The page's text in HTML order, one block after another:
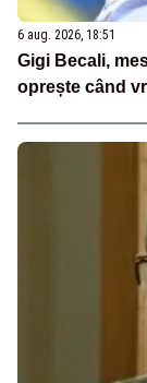
6 aug. 2026, 18:51
Gigi Becali,
oprește când